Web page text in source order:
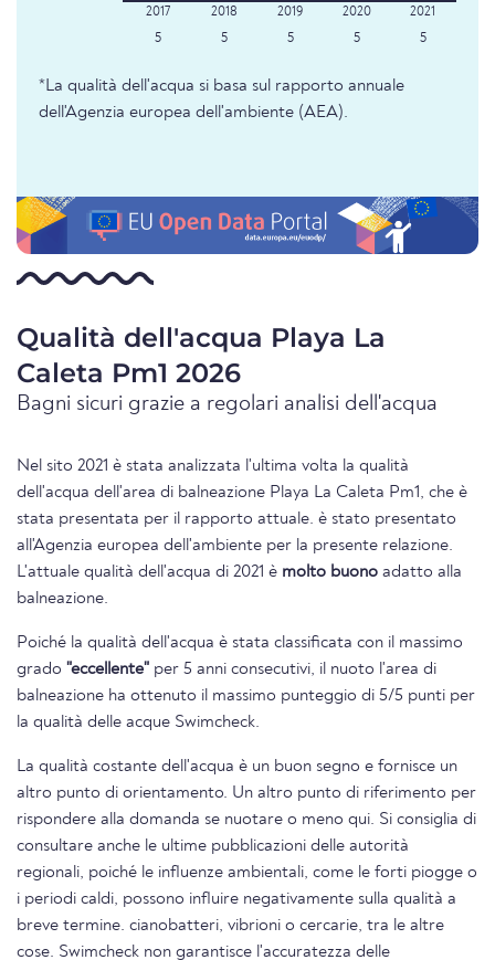
5 5 5 5 5
*La qualità dell'acqua si basa sul rapporto annuale
dell'Agenzia europea dell'ambiente (AEA).
Qualità dell'acqua Playa La
Caleta Pm1 2026
Bagni sicuri grazie a regolari analisi dell'acqua
Nel sito 2021 è stata analizzata l'ultima volta la qualità
dell'acqua dell'area di balneazione Playa La Caleta Pm1, che è
stata presentata per il rapporto attuale. è stato presentato
all'Agenzia europea dell'ambiente per la presente relazione.
L'attuale qualità dell'acqua di 2021 è molto buono adatto alla
balneazione.
Poiché la qualità dell'acqua è stata classificata con il massimo
grado "eccellente" per 5 anni consecutivi, il nuoto l'area di
balneazione ha ottenuto il massimo punteggio di 5/5 punti per
la qualità delle acque Swimcheck.
La qualità costante dell'acqua è un buon segno e fornisce un
altro punto di orientamento. Un altro punto di riferimento per
rispondere alla domanda se nuotare o meno qui. Si consiglia di
consultare anche le ultime pubblicazioni delle autorità
regionali, poiché le influenze ambientali, come le forti piogge o
i periodi caldi, possono influire negativamente sulla qualità a
breve termine. cianobatteri, vibrioni o cercarie, tra le altre
cose. Swimcheck non garantisce l'accuratezza delle